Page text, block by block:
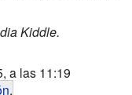
Kiddle.
a las 11:19
.